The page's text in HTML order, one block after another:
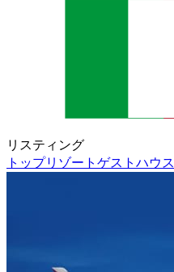
リスティング
トップリゾート ゲストハウス